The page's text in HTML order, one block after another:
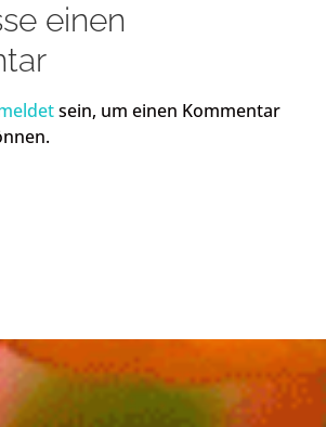
einen
sein, um einen Kommentar